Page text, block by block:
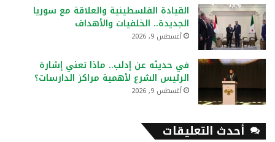
القيادة الفلسطينية والعلاقة مع سوريا
الجديدة.. الخلفيات والأهداف
أغسطس 9, 2026
في حديثه عن إدلب.. ماذا تعني إشارة
الرئيس الشرع لأهمية مراكز الدارسات؟
أغسطس 9, 2026
أحدث التعليقات